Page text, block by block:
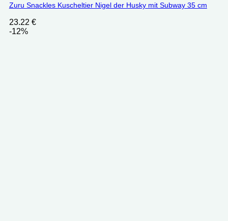
Zuru Snackles Kuscheltier Nigel der Husky mit Subway 35 cm
23.22 €
-12%